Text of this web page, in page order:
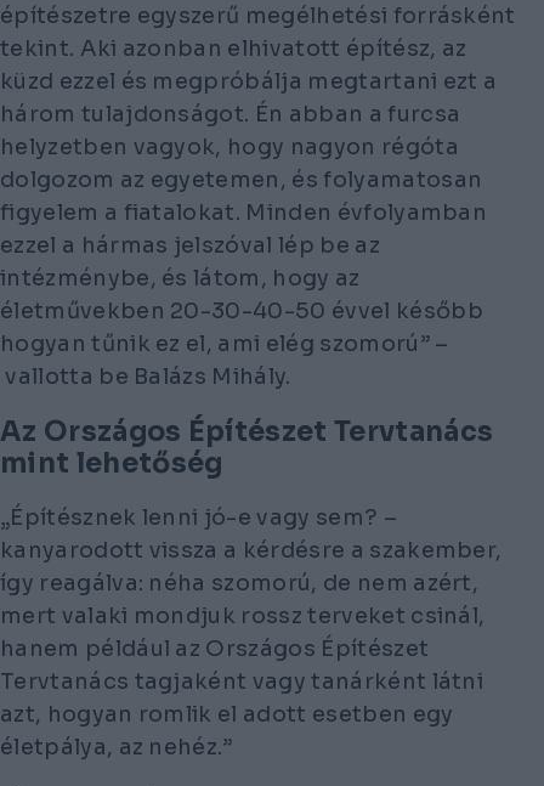
építészetre egyszerű megélhetési forrásként
tekint. Aki azonban elhivatott építész, az
küzd ezzel és megpróbálja megtartani ezt a
három tulajdonságot. Én abban a furcsa
helyzetben vagyok, hogy nagyon régóta
dolgozom az egyetemen, és folyamatosan
figyelem a fiatalokat. Minden évfolyamban
ezzel a hármas jelszóval lép be az
intézménybe, és látom, hogy az
életművekben 20-30-40-50 évvel később
hogyan tűnik ez el, ami elég szomorú” –
vallotta be Balázs Mihály.
Az Országos Építészet Tervtanács
mint lehetőség
„Építésznek lenni jó-e vagy sem? –
kanyarodott vissza a kérdésre a szakember,
így reagálva: néha szomorú, de nem azért,
mert valaki mondjuk rossz terveket csinál,
hanem például az Országos Építészet
Tervtanács tagjaként vagy tanárként látni
azt, hogyan romlik el adott esetben egy
életpálya, az nehéz.”